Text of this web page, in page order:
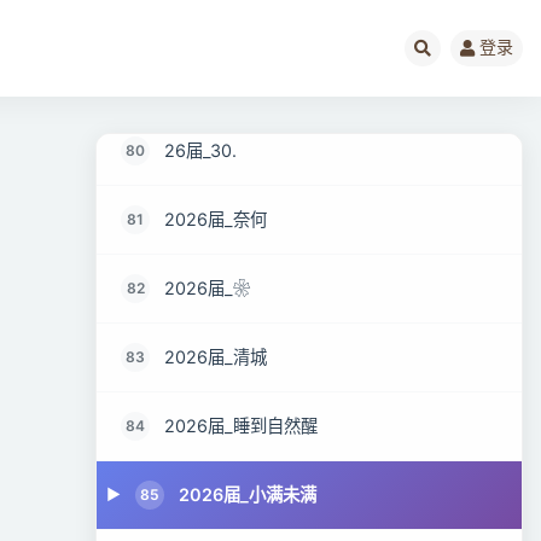
登录
80 26届_30.
81 2026届_奈何
82 2026届_❀
83 2026届_清城
84 2026届_睡到自然醒
85 2026届_小满未满